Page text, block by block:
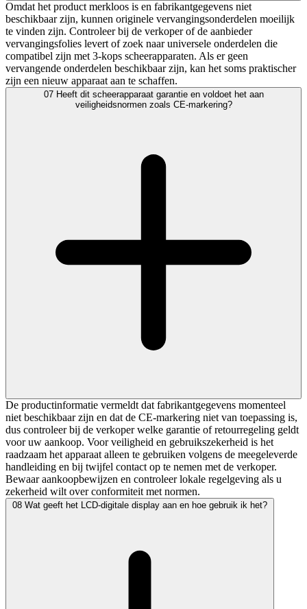
Omdat het product merkloos is en fabrikantgegevens niet
beschikbaar zijn, kunnen originele vervangingsonderdelen moeilijk
te vinden zijn. Controleer bij de verkoper of de aanbieder
vervangingsfolies levert of zoek naar universele onderdelen die
compatibel zijn met 3-kops scheerapparaten. Als er geen
vervangende onderdelen beschikbaar zijn, kan het soms praktischer
zijn een nieuw apparaat aan te schaffen.
07 Heeft dit scheerapparaat garantie en voldoet het aan
veiligheidsnormen zoals CE-markering?
De productinformatie vermeldt dat fabrikantgegevens momenteel
niet beschikbaar zijn en dat de CE-markering niet van toepassing is,
dus controleer bij de verkoper welke garantie of retourregeling geldt
voor uw aankoop. Voor veiligheid en gebruikszekerheid is het
raadzaam het apparaat alleen te gebruiken volgens de meegeleverde
handleiding en bij twijfel contact op te nemen met de verkoper.
Bewaar aankoopbewijzen en controleer lokale regelgeving als u
zekerheid wilt over conformiteit met normen.
08 Wat geeft het LCD-digitale display aan en hoe gebruik ik het?